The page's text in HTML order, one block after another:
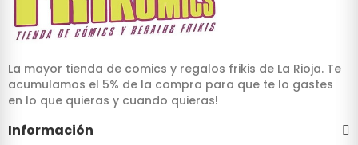
La mayor tienda de comics y regalos frikis de La Rioja. Te
acumulamos el 5% de la compra para que te lo gastes
en lo que quieras y cuando quieras!
Información